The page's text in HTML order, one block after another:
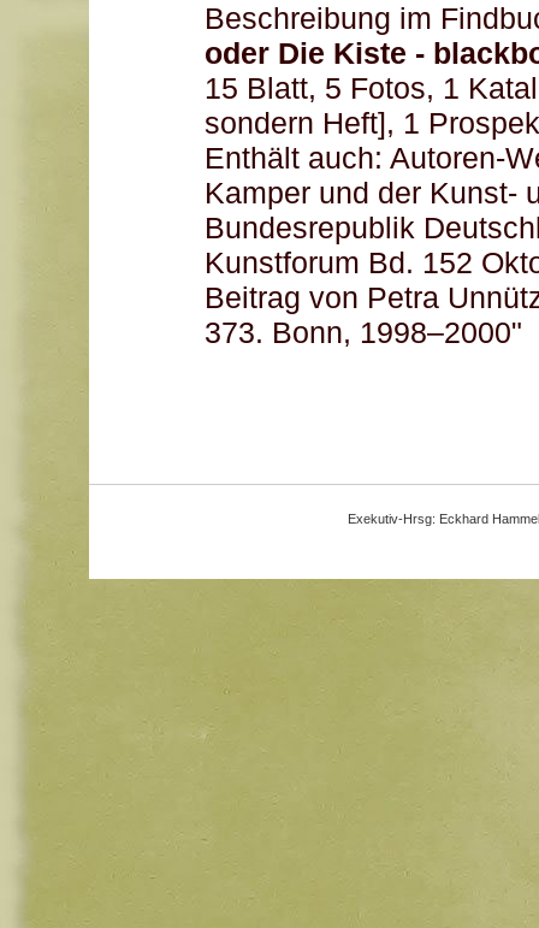
Beschreibung im
oder Die Kiste -
15 Blatt, 5 Fotos, 1
sondern Heft], 1
Enthält auch: Autoren-
Kamper und der Kunst-
Bundesrepublik
Kunstforum Bd. 152
Beitrag von Petra
373. Bonn, 1998–2000
Exekutiv-Hrsg: Eckhard